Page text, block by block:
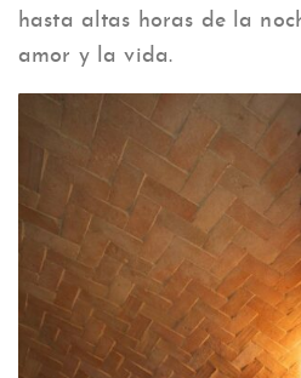
hasta altas horas de la
amor y la vida.